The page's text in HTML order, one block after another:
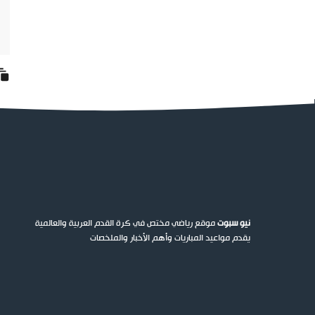
نيو سبوتموقع رياضي مختص في كرة القدم العربية والعالمية
يقدم مواعيد المباريات وأهم الأخبار والملخصات